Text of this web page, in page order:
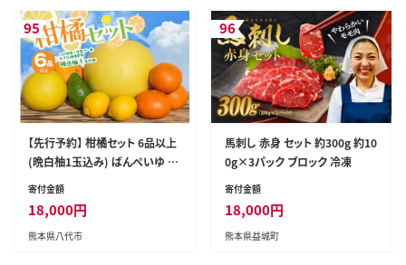
【 月形町 】
95
【先行予約】 柑橘セット 6品以上
(晩白柚1玉込み) ばんぺいゆ み
かん 柑橘 果物 果実 くだもの フ
ルーツ 特産品 名産品 お取り寄
せ ジャンボサイズ 熊本県 八代
市 【2026年12月上旬より順次発
寄付金額
18,000円
熊本県八代市
96
馬刺し 赤身 セット 約300g 約10
0g×3パック ブロック 冷凍
寄付金額
18,000円
熊本県益城町